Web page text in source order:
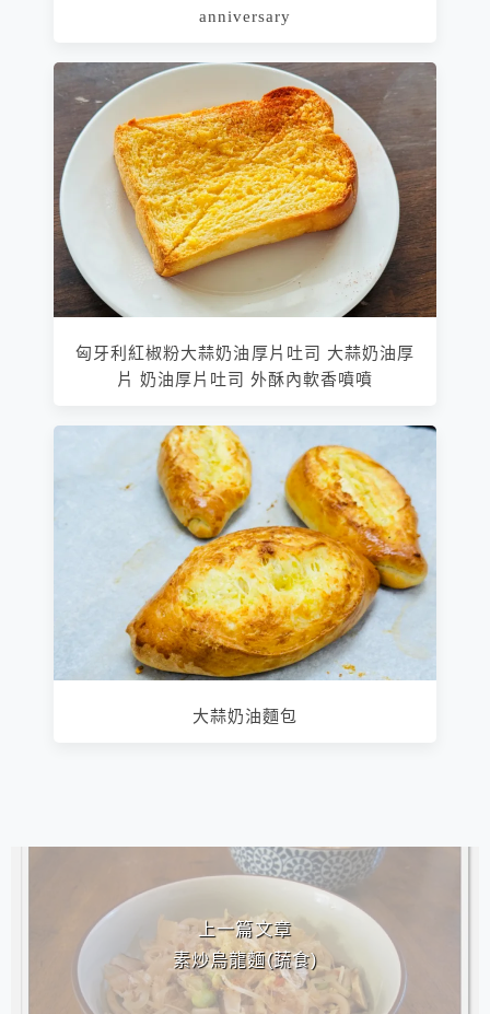
anniversary
匈牙利紅椒粉大蒜奶油厚片吐司 大蒜奶油厚
片 奶油厚片吐司 外酥內軟香噴噴
大蒜奶油麵包
上一篇文章
素炒烏龍麵(蔬食)